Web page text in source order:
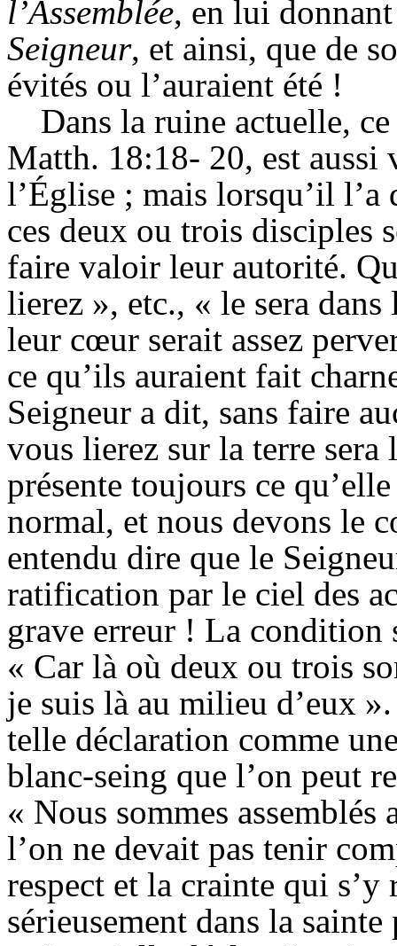
l’Assemblée, en lui
Seigneur, et ainsi, que de
évités ou l’auraient été !
Dans la ruine actuelle,
Matth. 18:18- 20, est aussi
l’Église ; mais lorsqu’il
ces deux ou trois disciples
faire valoir leur autorité.
lierez », etc., « le sera
leur cœur serait assez
ce qu’ils auraient fait
Seigneur a dit, sans faire
vous lierez sur la terre
présente toujours ce
normal, et nous devons le
entendu dire que le
ratification par le ciel des
grave erreur ! La condition
« Car là où deux ou trois
je suis là au milieu d’eux
telle déclaration comme
blanc-seing que l’on peut
« Nous sommes
l’on ne devait pas tenir
respect et la crainte qui s’y
sérieusement dans la